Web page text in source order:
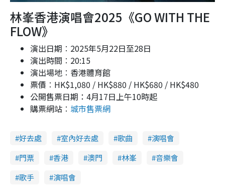
林峯香港演唱會2025《GO WITH THE
FLOW》
演出日期︰2025年5月22日至28日
演出時間︰20:15
演出場地︰香港體育館
票價︰HK$1,080 / HK$880 / HK$680 / HK$480
公開售票日期：4月17日上午10時起
購票網站︰ 城市售票網
好去處 室內好去處 歌曲
演唱會
門票
香港 澳門 林峯
音樂會
歌手
演唱會